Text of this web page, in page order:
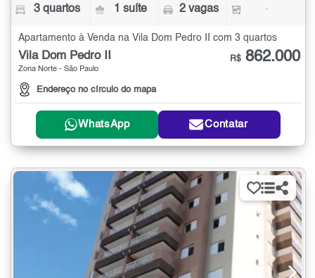
3 quartos 1 suíte 2 vagas -
Apartamento à Venda na Vila Dom Pedro II com 3 quartos
Vila Dom Pedro II
Zona Norte - São Paulo
Endereço no círculo do mapa
R$ 862.000
WhatsApp Contatar